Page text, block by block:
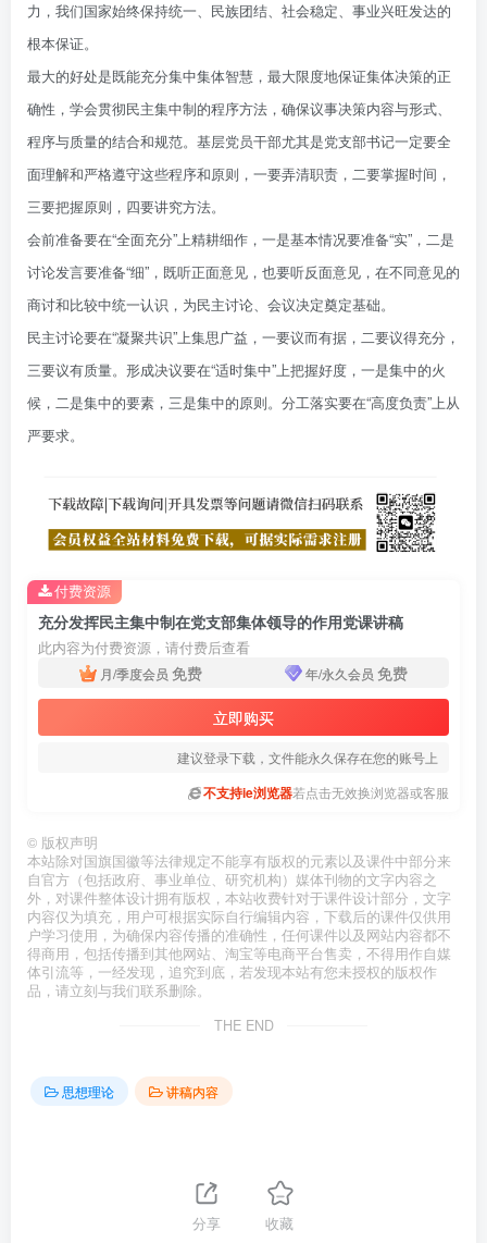
力，我们国家始终保持统一、民族团结、社会稳定、事业兴旺发达的
根本保证。
最大的好处是既能充分集中集体智慧，最大限度地保证集体决策的正
确性，学会贯彻民主集中制的程序方法，确保议事决策内容与形式、
程序与质量的结合和规范。基层党员干部尤其是党支部书记一定要全
面理解和严格遵守这些程序和原则，一要弄清职责，二要掌握时间，
三要把握原则，四要讲究方法。
会前准备要在“全面充分”上精耕细作，一是基本情况要准备“实”，二是
讨论发言要准备“细”，既听正面意见，也要听反面意见，在不同意见的
商讨和比较中统一认识，为民主讨论、会议决定奠定基础。
民主讨论要在“凝聚共识”上集思广益，一要议而有据，二要议得充分，
三要议有质量。形成决议要在“适时集中”上把握好度，一是集中的火
候，二是集中的要素，三是集中的原则。分工落实要在“高度负责”上从
严要求。
充分发挥民主集中制在党支部集体领导的作用党课讲稿
此内容为付费资源，请付费后查看
月/季度会员 免费 年/永久会员 免费
立即购买
建议登录下载，文件能永久保存在您的账号上
不支持ie浏览器若点击无效换浏览器或客服
付费资源
© 版权声明
本站除对国旗国徽等法律规定不能享有版权的元素以及课件中部分来
自官方（包括政府、事业单位、研究机构）媒体刊物的文字内容之
外，对课件整体设计拥有版权，本站收费针对于课件设计部分，文字
内容仅为填充，用户可根据实际自行编辑内容，下载后的课件仅供用
户学习使用，为确保内容传播的准确性，任何课件以及网站内容都不
得商用，包括传播到其他网站、淘宝等电商平台售卖，不得用作自媒
体引流等，一经发现，追究到底，若发现本站有您未授权的版权作
品，请立刻与我们联系删除。
THE END
思想理论 讲稿内容
分享 收藏